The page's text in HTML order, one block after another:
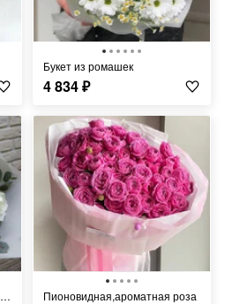
Букет из ромашек
4 834₽
Пионовидная,ароматная роза